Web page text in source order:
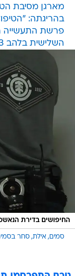
מארגן מסיבת
בהריגתה:
פרשת התעשייה
השלישית בלהב 433
החיפושים בדירת
סמים אילת סחר